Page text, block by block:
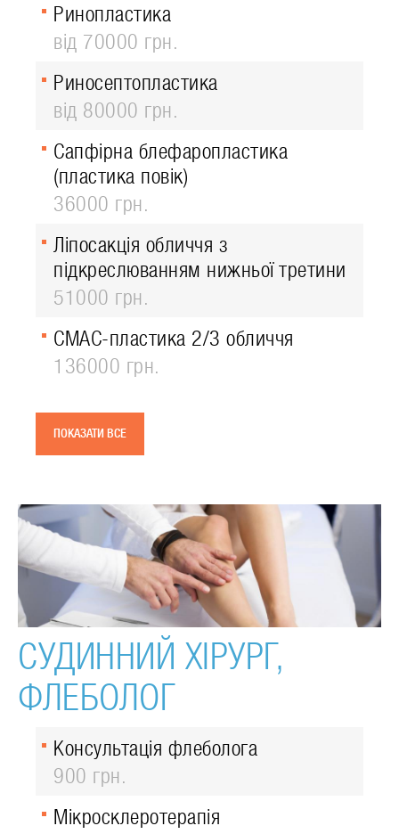
Ринопластика
від 70000 грн.
Риносептопластика
від 80000 грн.
Сапфірна блефаропластика
(пластика повік)
36000 грн.
Ліпосакція обличчя з
підкреслюванням нижньої третини
51000 грн.
СМАС-пластика 2/3 обличчя
136000 грн.
ПОКАЗАТИ ВСЕ
СУДИННИЙ ХІРУРГ,
ФЛЕБОЛОГ
Консультація флеболога
900 грн.
Мікросклеротерапія